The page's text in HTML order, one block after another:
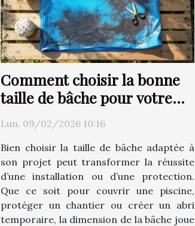
Comment choisir la bonne
taille de bâche pour votre
projet ?
Lun. 09/02/2026 10:16
Bien choisir la taille de bâche adaptée à
son projet peut transformer la réussite
d’une installation ou d’une protection.
Que ce soit pour couvrir une piscine,
protéger un chantier ou créer un abri
temporaire, la dimension de la bâche joue